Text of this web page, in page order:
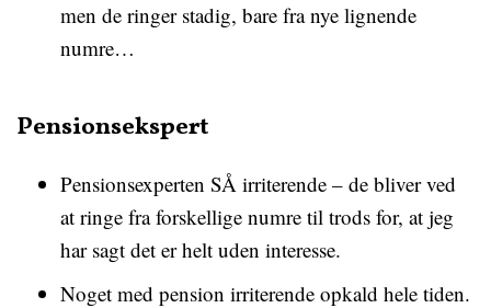
men de ringer stadig, bare fra nye lignende
numre…
Pensionsekspert
Pensionsexperten SÅ irriterende – de bliver ved
at ringe fra forskellige numre til trods for, at jeg
har sagt det er helt uden interesse.
Noget med pension irriterende opkald hele tiden.